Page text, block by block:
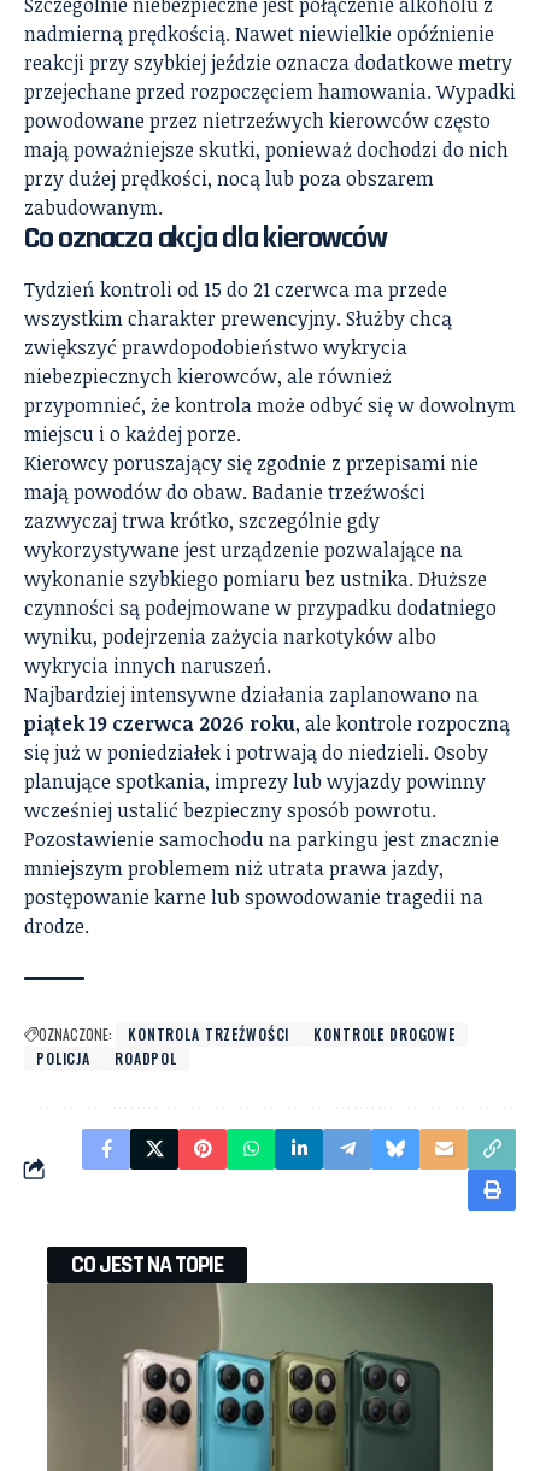
nadmierną prędkością. Nawet niewielkie opóźnienie
reakcji przy szybkiej jeździe oznacza dodatkowe metry
przejechane przed rozpoczęciem hamowania. Wypadki
powodowane przez nietrzeźwych kierowców często
mają poważniejsze skutki, ponieważ dochodzi do nich
przy dużej prędkości, nocą lub poza obszarem
zabudowanym.
Co oznacza akcja dla kierowców
Tydzień kontroli od 15 do 21 czerwca ma przede
wszystkim charakter prewencyjny. Służby chcą
zwiększyć prawdopodobieństwo wykrycia
niebezpiecznych kierowców, ale również
przypomnieć, że kontrola może odbyć się w dowolnym
miejscu i o każdej porze.
Kierowcy poruszający się zgodnie z przepisami nie
mają powodów do obaw. Badanie trzeźwości
zazwyczaj trwa krótko, szczególnie gdy
wykorzystywane jest urządzenie pozwalające na
wykonanie szybkiego pomiaru bez ustnika. Dłuższe
czynności są podejmowane w przypadku dodatniego
wyniku, podejrzenia zażycia narkotyków albo
wykrycia innych naruszeń.
Najbardziej intensywne działania zaplanowano na
piątek 19 czerwca 2026 roku, ale kontrole rozpoczną
się już w poniedziałek i potrwają do niedzieli. Osoby
planujące spotkania, imprezy lub wyjazdy powinny
wcześniej ustalić bezpieczny sposób powrotu.
Pozostawienie samochodu na parkingu jest znacznie
mniejszym problemem niż utrata prawa jazdy,
postępowanie karne lub spowodowanie tragedii na
drodze.
OZNACZONE: KONTROLA TRZEŹWOŚCI
KONTROLE DROGOWE
POLICJA
ROADPOL
CO JEST NA TOPIE